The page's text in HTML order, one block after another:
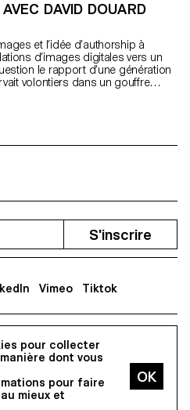
DAVID DOUARD
et l’idée d’authorship à
d’images digitales vers un
le rapport d’une génération
volontiers dans un gouffre
productive où les enjeux
C’est une réflexion
subjective d’une image
ou le langage.
pour collecter
dont vous
pour faire
mieux et
Renens
S'inscrire
Vimeo Tiktok
Presse